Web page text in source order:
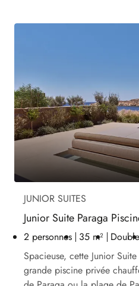
JUNIOR SUITES
Junior Suite Paraga
2 personnes 35 m² Double
Spacieuse, cette Junior
grande piscine privée